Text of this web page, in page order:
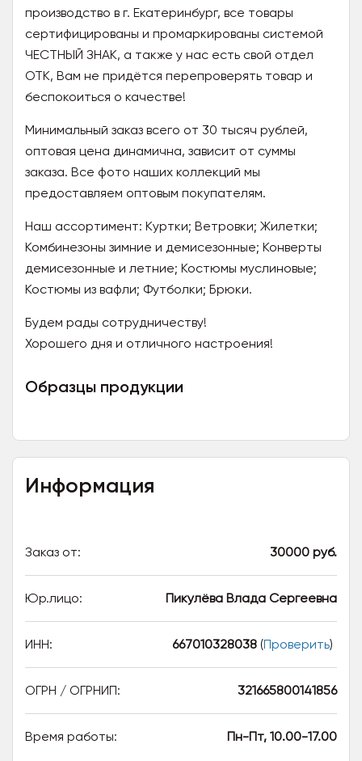
производство в г. Екатеринбург, все товары
сертифицированы и промаркированы системой
ЧЕСТНЫЙ ЗНАК, а также у нас есть свой отдел
ОТК, Вам не придётся перепроверять товар и
беспокоиться о качестве!
Минимальный заказ всего от 30 тысяч рублей,
оптовая цена динамична, зависит от суммы
заказа. Все фото наших коллекций мы
предоставляем оптовым покупателям.
Наш ассортимент: Куртки; Ветровки; Жилетки;
Комбинезоны зимние и демисезонные; Конверты
демисезонные и летние; Костюмы муслиновые;
Костюмы из вафли; Футболки; Брюки.
Будем рады сотрудничеству!
Хорошего дня и отличного настроения!
Образцы продукции
Информация
Заказ от: 30000 руб.
Юр.лицо: Пикулёва Влада Сергеевна
ИНН: 667010328038 (Проверить)
ОГРН / ОГРНИП: 321665800141856
Время работы: Пн-Пт, 10.00-17.00